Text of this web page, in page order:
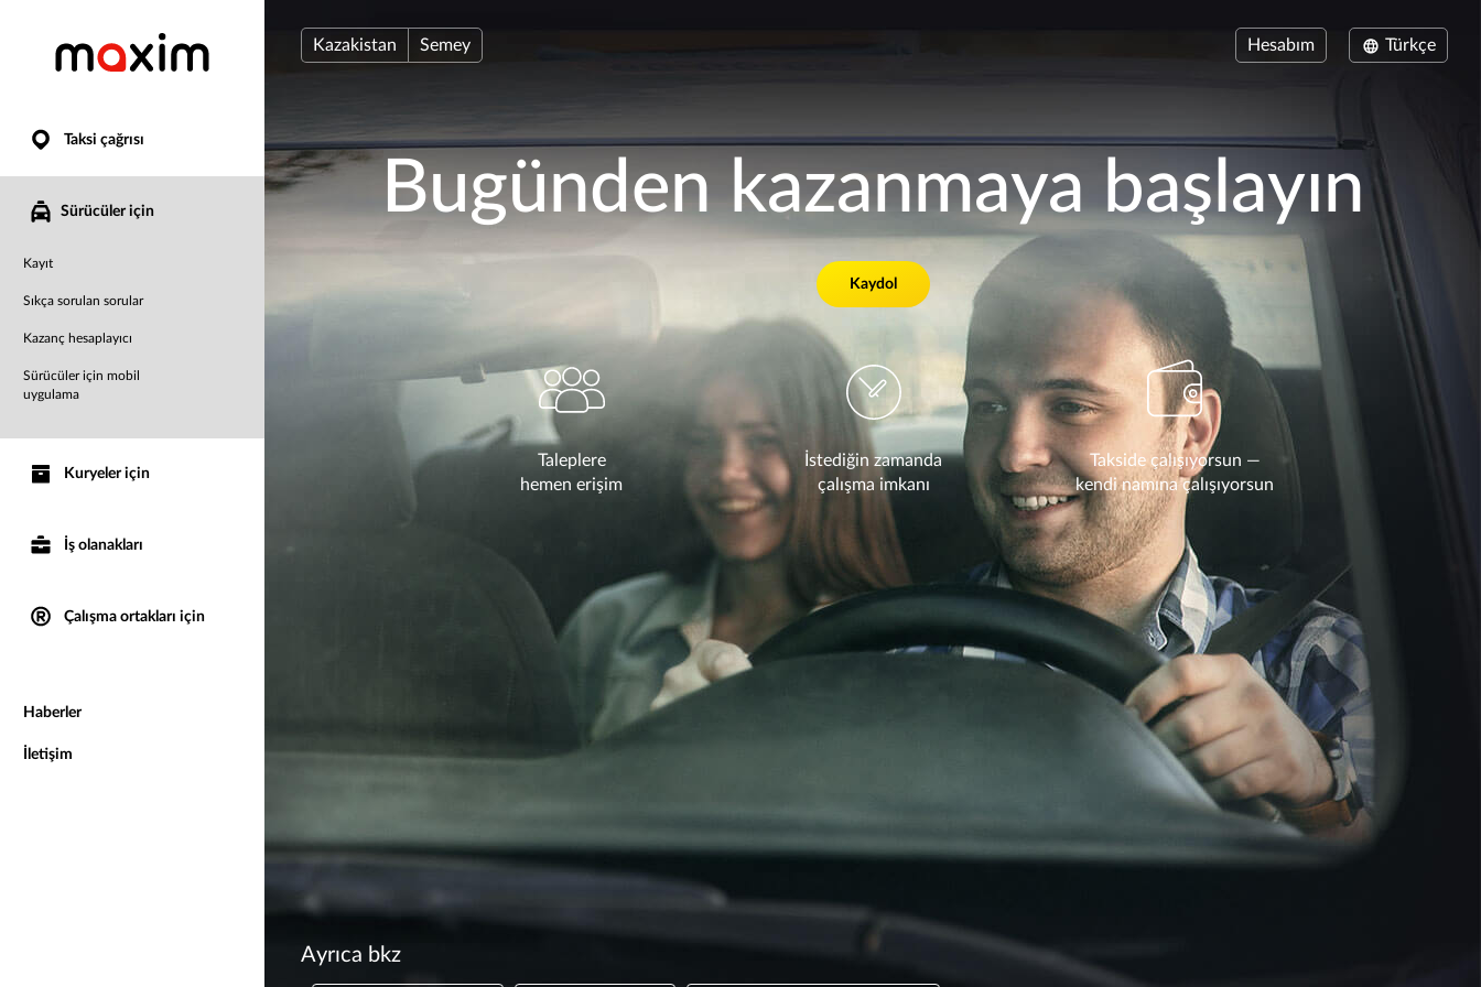
Taksi çağrısı
Sürücüler için
Kayıt
Sıkça sorulan sorular
Kazanç hesaplayıcı
Sürücüler için mobil
uygulama
Kuryeler için
İş olanakları
Çalışma ortakları için
Haberler
İletişim
Kazakistan Semey Hesabım Türkçe
Bugünden kazanmaya başlayın
Kaydol
Taleplere
hemen erişim
İstediğin zamanda
çalışma imkanı
Takside çalışıyorsun —
kendi namına çalışıyorsun
Ayrıca bkz